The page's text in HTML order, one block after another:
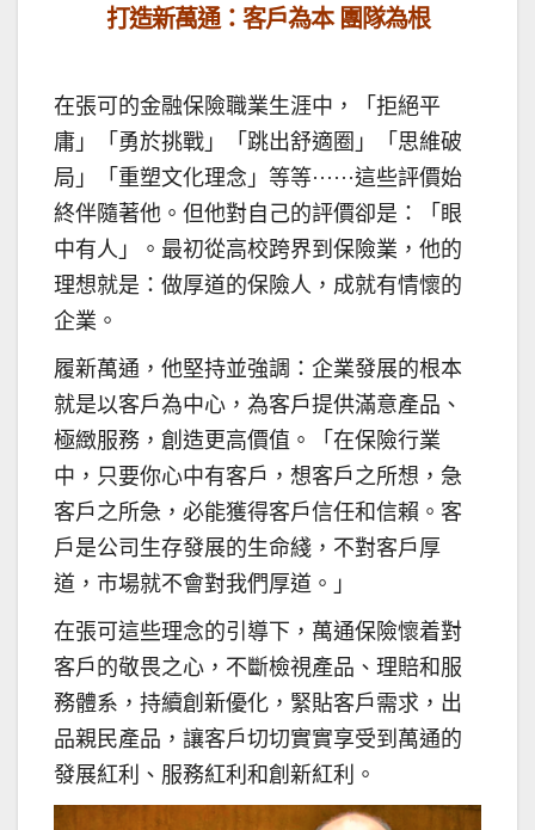
打造新萬通：客戶為本 團隊為根
在張可的金融保險職業生涯中，「拒絕平
庸」「勇於挑戰」「跳出舒適圈」「思維破
局」「重塑文化理念」等等······這些評價始
終伴隨著他。但他對自己的評價卻是：「眼
中有人」。最初從高校跨界到保險業，他的
理想就是：做厚道的保險人，成就有情懷的
企業。
履新萬通，他堅持並強調：企業發展的根本
就是以客戶為中心，為客戶提供滿意產品、
極緻服務，創造更高價值。「在保險行業
中，只要你心中有客戶，想客戶之所想，急
客戶之所急，必能獲得客戶信任和信賴。客
戶是公司生存發展的生命綫，不對客戶厚
道，市場就不會對我們厚道。」
在張可這些理念的引導下，萬通保險懷着對
客戶的敬畏之心，不斷檢視產品、理賠和服
務體系，持續創新優化，緊貼客戶需求，出
品親民產品，讓客戶切切實實享受到萬通的
發展紅利、服務紅利和創新紅利。